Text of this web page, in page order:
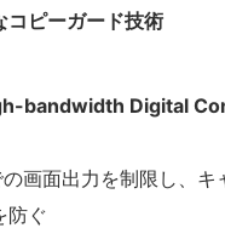
ピーガード技術
bandwidth Digital
画面出力を制限し、キ
防ぐ